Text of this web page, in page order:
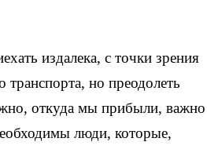
издалека, с точки зрения
транспорта, но преодолеть
откуда мы прибыли, важно
люди, которые,